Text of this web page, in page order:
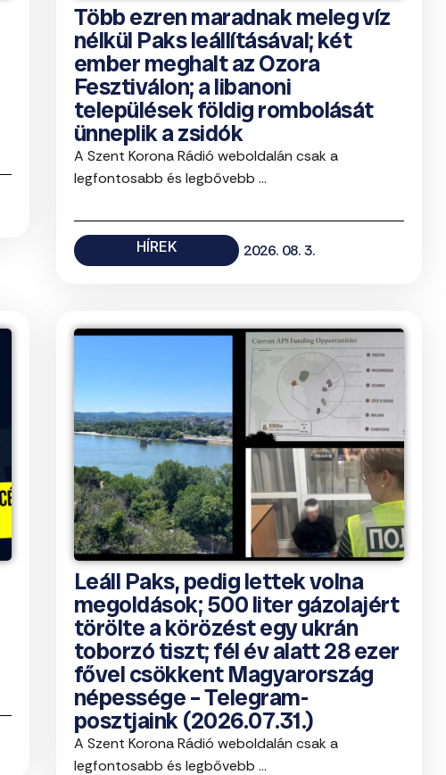
Több ezren maradnak meleg víz
nélkül Paks leállításával; két
ember meghalt az Ozora
Fesztiválon; a libanoni
települések földig rombolását
ünneplik a zsidók
A Szent Korona Rádió weboldalán csak a
legfontosabb és legbővebb ...
HÍREK 2026. 08. 3.
Leáll Paks, pedig lettek volna
megoldások; 500 liter gázolajért
törölte a körözést egy ukrán
toborzó tiszt; fél év alatt 28 ezer
fővel csökkent Magyarország
népessége – Telegram-
posztjaink (2026.07.31.)
A Szent Korona Rádió weboldalán csak a
legfontosabb és legbővebb ...